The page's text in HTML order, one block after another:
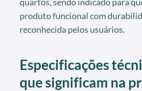
produto funcional com
reconhecida pelos usuários.
Especificações
que significam na